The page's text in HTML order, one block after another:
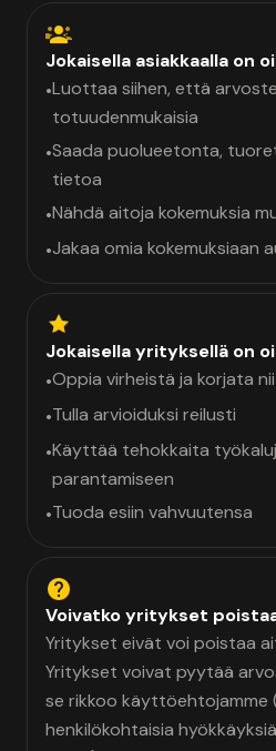
Jokaisella asiakkaalla on
•Luottaa siihen, että
totuudenmukaisia
•Saada puolueetonta,
tietoa
•Nähdä aitoja kokemuksia
•Jakaa omia kokemuksiaan
Jokaisella yrityksellä on
•Oppia virheistä ja korjata
•Tulla arvioiduksi reilusti
•Käyttää tehokkaita
parantamiseen
•Tuoda esiin vahvuutensa
Voivatko yritykset
Yritykset eivät voi poistaa
Yritykset voivat pyytää
se rikkoo käyttöehtojamme
henkilökohtaisia